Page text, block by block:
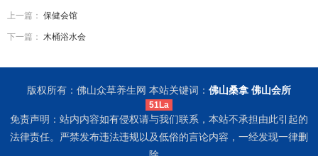
上一篇： 保健会馆
下一篇： 木桶浴水会
版权所有：佛山众草养生网 本站关键词： 佛山桑拿 佛山会所
51La
免责声明：站内内容如有侵权请与我们联系，本站不承担由此引起的
法律责任。严禁发布违法违规以及低俗的言论内容，一经发现一律删